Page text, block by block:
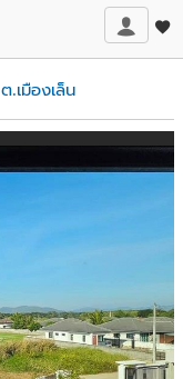
ต.เมืองเล็น